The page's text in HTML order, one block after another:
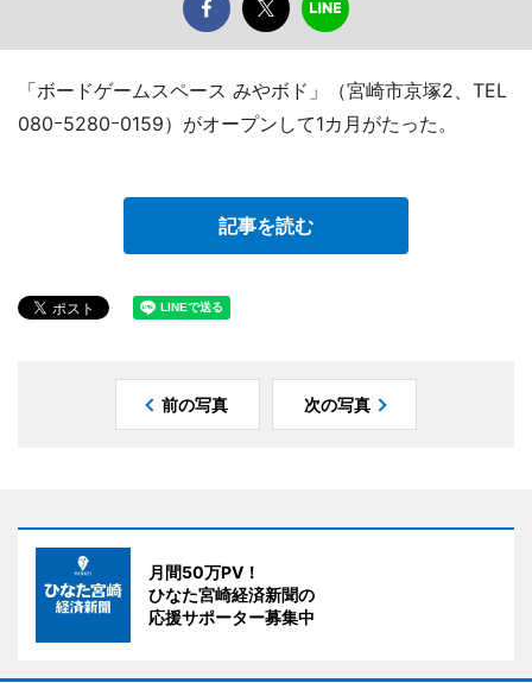
「ボードゲームスペース みやボド」（宮崎市京塚2、TEL
080ｰ5280ｰ0159）がオープンして1カ月がたった。
記事を読む
前の写真 次の写真
月間50万PV！
ひなた宮崎経済新聞の
応援サポーター募集中